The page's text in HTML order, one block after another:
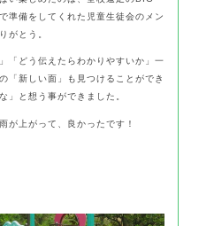
準備をしてくれた児童生徒会のメン
がとう。
「どう伝えたらわかりやすいか」一
「新しい面」も見つけることができ
」と想う事ができました。
が上がって、良かったです！